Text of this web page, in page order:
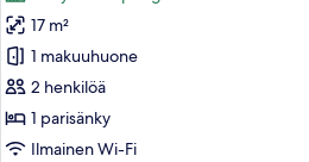
Kahden
hengen
huone
(Semi)
kuvat
17 m²
1 makuuhuone
2 henkilöä
1 parisänky
Ilmainen Wi-Fi